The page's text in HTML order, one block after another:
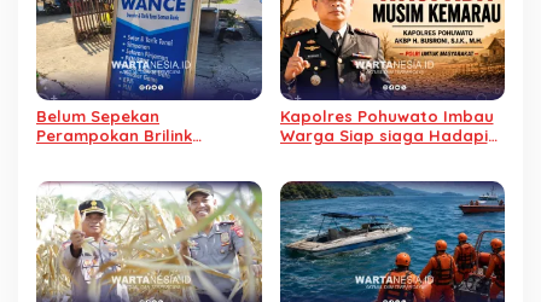
Belum Sepekan
Perampokan Brilink
Rp40 Juta
Kapolres Pohuwato Imbau
Warga Siap siaga Hadapi